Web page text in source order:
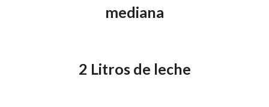
mediana
2 Litros de leche